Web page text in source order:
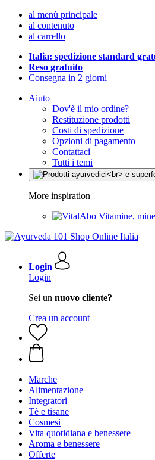
al menù principale
al contenuto
al carrello
Italia: spedizione standard
Reso gratuito
Consegna in 2 giorni
Aiuto
Dov'è il mio ordine?
Restituzione prodotti
Costi di spedizione
Opzioni di pagamento
Contattaci
Tutti i temi
More inspiration
Vitamine,
Login
Login
Sei un nuovo cliente?
Crea un account
Marche
Alimentazione
Integratori
Tè e tisane
Cosmesi
Vita quotidiana e benessere
Aroma e benessere
Offerte